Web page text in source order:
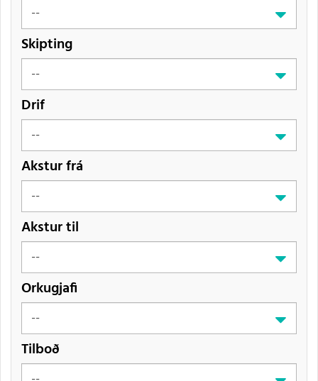
Skipting
Drif
Akstur frá
Akstur til
Orkugjafi
Tilboð